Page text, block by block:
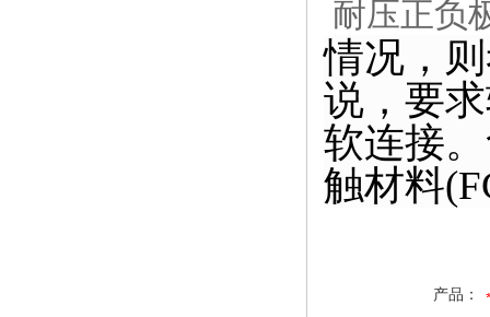
耐压正负
情况，
说，要
软连接。
触材料
产品：